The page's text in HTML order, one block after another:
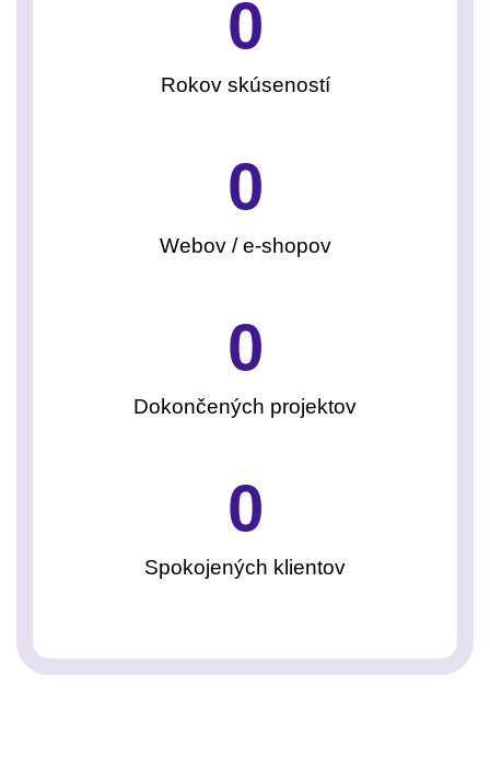
Rokov skúseností
0
Webov / e-shopov
0
Dokončených projektov
0
Spokojených klientov
0